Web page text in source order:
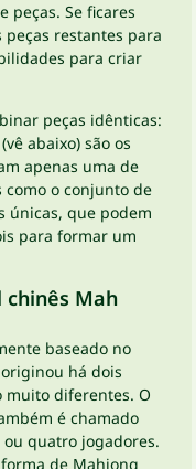
peças. Se ficares
restantes para
para criar
peças idênticas:
abaixo) são os
apenas uma de
como o conjunto de
únicas, que podem
para formar um
chinês Mah
baseado no
há dois
muito diferentes. O
é chamado
quatro jogadores.
de Mahjong